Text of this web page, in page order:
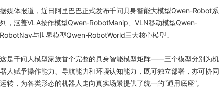
据媒体报道，近日阿里巴巴正式发布千问具身智能大模型Qwen-Robot系
列，涵盖VLA操作模型Qwen-RobotManip、VLN移动模型Qwen-
RobotNav与世界模型Qwen-RobotWorld三大核心模型。
这是千问大模型家族首个完整的具身智能模型矩阵——三个模型分别为机
器人赋予操作能力、导航能力和环境认知能力，既可独立部署，亦可协同
运转，为各类形态的机器人走向真实场景提供了统一的“通用底座”。